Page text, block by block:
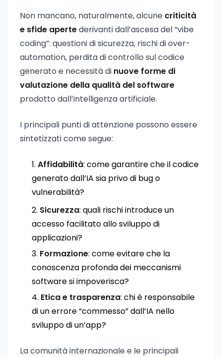
Non mancano, naturalmente, alcune criticità
e sfide apertederivanti dall’ascesa del “vibe
coding”: questioni di sicurezza, rischi di over-
automation, perdita di controllo sul codice
generato e necessità di nuove forme di
valutazione della qualità del software
prodotto dall’intelligenza artificiale.
I principali punti di attenzione possono essere
sintetizzati come segue:
Affidabilità: come garantire che il codice
generato dall’IA sia privo di bug o
vulnerabilità?
Sicurezza: quali rischi introduce un
accesso facilitato allo sviluppo di
applicazioni?
Formazione: come evitare che la
conoscenza profonda dei meccanismi
software si impoverisca?
Etica e trasparenza: chi è responsabile
di un errore “commesso” dall’IA nello
sviluppo di un’app?
La comunità internazionale e le principali